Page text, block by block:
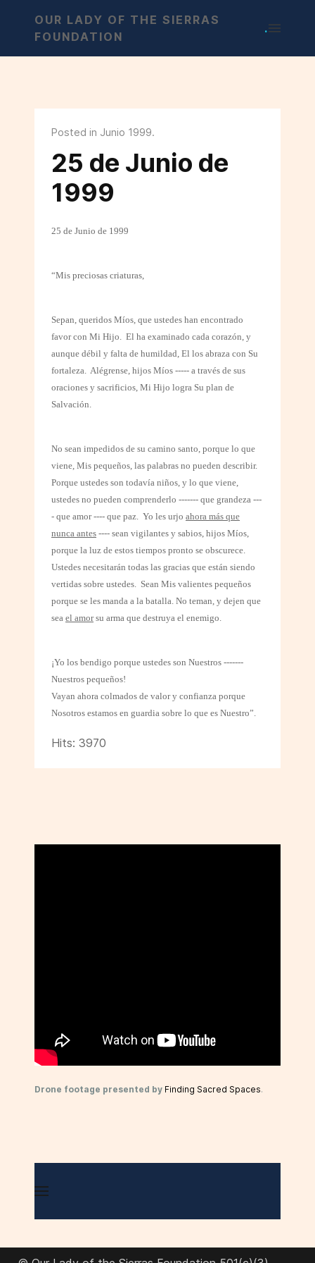
OUR LADY OF THE SIERRAS
FOUNDATION
.
Posted in Junio 1999.
25 de Junio de
1999
25 de Junio de 1999
“Mis preciosas criaturas,
Sepan, queridos Míos, que ustedes han encontrado
favor con Mi Hijo. El ha examinado cada corazón, y
aunque débil y falta de humildad, El los abraza con Su
fortaleza. Alégrense, hijos Míos ----- a través de sus
oraciones y sacrificios, Mi Hijo logra Su plan de
Salvación.
No sean impedidos de su camino santo, porque lo que
viene, Mis pequeños, las palabras no pueden describir.
Porque ustedes son todavía niños, y lo que viene,
ustedes no pueden comprenderlo ------- que grandeza ---
- que amor ---- que paz. Yo les urjo ahora más que
nunca antes ---- sean vigilantes y sabios, hijos Míos,
porque la luz de estos tiempos pronto se obscurece.
Ustedes necesitarán todas las gracias que están siendo
vertidas sobre ustedes. Sean Mis valientes pequeños
porque se les manda a la batalla. No teman, y dejen que
sea el amorsu arma que destruya el enemigo.
¡Yo los bendigo porque ustedes son Nuestros -------
Nuestros pequeños!
Vayan ahora colmados de valor y confianza porque
Nosotros estamos en guardia sobre lo que es Nuestro”.
Hits: 3970
Drone footage presented by Finding Sacred Spaces.